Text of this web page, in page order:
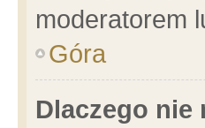
moderatorem
Góra
Dlaczego nie